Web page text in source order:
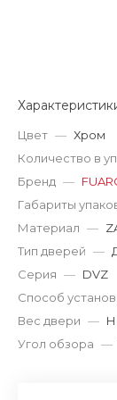
Цвет — Хром
Количество в
Бренд —
Габариты
Материал —
Тип дверей —
Серия — DVZ
Способ
Вес двери —
Угол обзора —